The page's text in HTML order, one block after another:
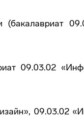
(бакалавриат
09.03.02
09.03.02